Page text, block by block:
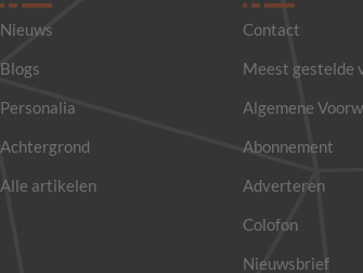
Nieuws
Blogs
Personalia
Achtergrond
Alle artikelen
Contact
Meest gestelde
Algemene
Abonnement
Adverteren
Colofon
Nieuwsbrief